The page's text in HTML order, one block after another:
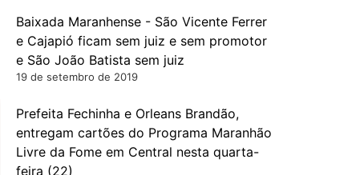
Baixada Maranhense - São Vicente Ferrer
e Cajapió ficam sem juiz e sem promotor
e São João Batista sem juiz
19 de setembro de 2019
Prefeita Fechinha e Orleans Brandão,
entregam cartões do Programa Maranhão
Livre da Fome em Central nesta quarta-
feira (22)